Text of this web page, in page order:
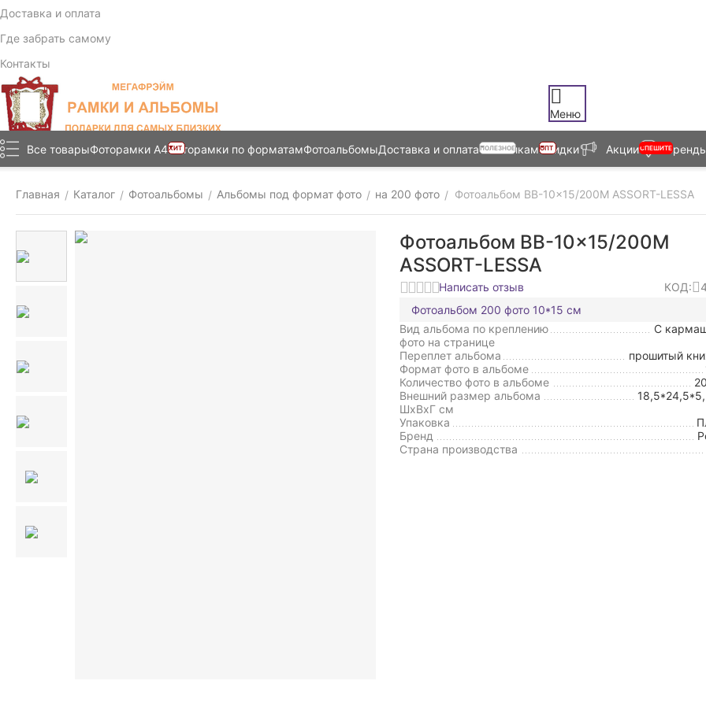
Доставка и оплата
Где забрать самому
Контакты
Меню
Все товарыФоторамки А4ХИТ
Фоторамки по форматамФотоальбомыДоставка и оплата ПОЛЕЗНОЕ
Оптовикам ОПТ
Скидки АкцииСПЕШИТЕ
Главная / Каталог / Фотоальбомы / Альбомы под формат фото / на 200 фото / Фотоальбом BB-10x15/200M ASSORT-LESSA
Фотоальбом BB-10x15/200M
ASSORT-LESSA
Написать отзыв КОД:
Фотоальбом 200 фото 10*15 см
Вид альбома по креплению
фото на странице
С
Переплет альбома
прошитый
Формат фото в альбоме
Количество фото в альбоме
Внешний размер альбома
ШxВxГ см
Упаковка
Бренд
Страна производства